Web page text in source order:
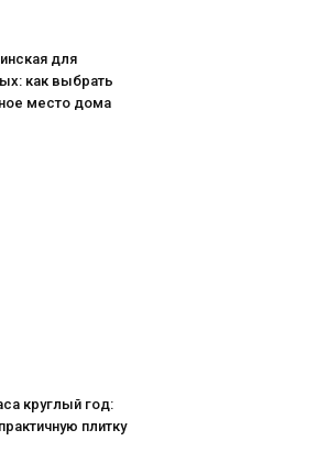
для
как выбрать
место дома
круглый год:
плитку